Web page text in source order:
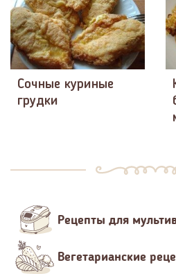
Сочные куриные
грудки
Рецепты для
Вегетарианские